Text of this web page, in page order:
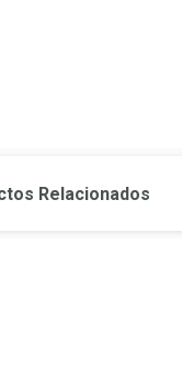
Relacionados